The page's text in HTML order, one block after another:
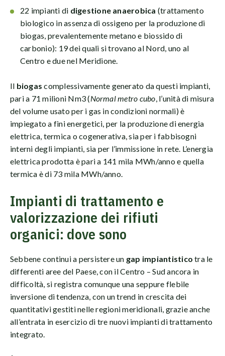
22 impianti di digestione anaerobica (trattamento
biologico in assenza di ossigeno per la produzione di
biogas, prevalentemente metano e biossido di
carbonio): 19 dei quali si trovano al Nord, uno al
Centro e due nel Meridione.
Il biogascomplessivamente generato da questi impianti,
pari a 71 milioni Nm3 (Normal metro cubo, l’unità di misura
del volume usato per i gas in condizioni normali) è
impiegato a fini energetici, per la produzione di energia
elettrica, termica o cogenerativa, sia per i fabbisogni
interni degli impianti, sia per l’immissione in rete. L’energia
elettrica prodotta è pari a 141 mila MWh/anno e quella
termica è di 73 mila MWh/anno.
Impianti di trattamento e
valorizzazione dei rifiuti
organici: dove sono
Sebbene continui a persistere un gap impiantisticotra le
differenti aree del Paese, con il Centro – Sud ancora in
difficoltà, si registra comunque una seppure flebile
inversione di tendenza, con un trend in crescita dei
quantitativi gestiti nelle regioni meridionali, grazie anche
all’entrata in esercizio di tre nuovi impianti di trattamento
integrato.